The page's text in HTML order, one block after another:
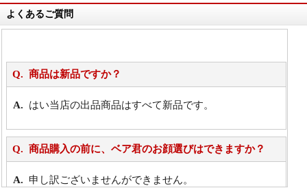
よくあるご質問
商品は新品ですか？
はい当店の出品商品はすべて新品です。
商品購入の前に、ベア君のお顔選びはできますか？
申し訳ございませんができません。